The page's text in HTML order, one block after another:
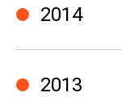
2014
2013